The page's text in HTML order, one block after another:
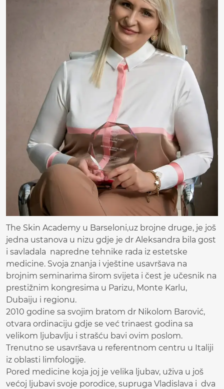
The Skin Academy u Barseloni,uz brojne druge, je još
jedna ustanova u nizu gdje je dr Aleksandra bila gost
i savladala napredne tehnike rada iz estetske
medicine. Svoja znanja i vještine usavršava na
brojnim seminarima širom svijeta i čest je učesnik na
prestižnim kongresima u Parizu, Monte Karlu,
Dubaiju i regionu.
2010 godine sa svojim bratom dr Nikolom Barović,
otvara ordinaciju gdje se već trinaest godina sa
velikom ljubavlju i strašću bavi ovim poslom.
Trenutno se usavršava u referentnom centru u Italiji
iz oblasti limfologije.
Pored medicine koja joj je velika ljubav, uživa u još
većoj ljubavi svoje porodice, supruga Vladislava i dva